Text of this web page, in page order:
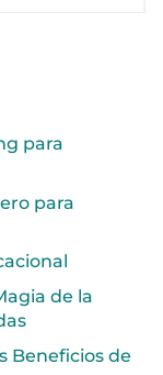
para
para
de la
Beneficios de